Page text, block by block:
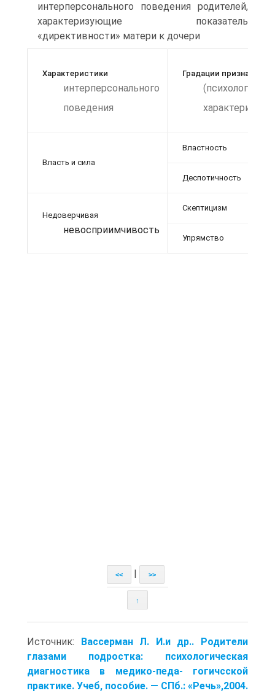
интерперсонального поведения родителей,
характеризующие показатель
«директивности» матери к дочери
Характеристики
интерперсонального
поведения
Градации признаков
характеристик)
Власть и сила
Властность
Деспотичность
Недоверчивая
невосприимчивость
Скептицизм
Упрямство
<< >>
↑
Источник: Вассерман Л. И.и др.. Родители
глазами подростка: психологическая
диагностика в медико-педа- гогичсской
практике. Учеб, пособие. — СПб.: «Речь»,2004.